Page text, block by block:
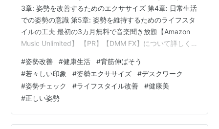
3章: 姿勢を改善するためのエクササイズ 第4章: 日常生活
での姿勢の意識 第5章: 姿勢を維持するためのライフスタ
イルの工夫 最初の3カ月無料で音楽聞き放題【Amazon
Music Unlimited】 【PR】【DMM FX】について詳しく
入れる方法 こんにちは！姿勢が若々しい印象を与えるこ
とをご存知ですか？正しい姿勢を保つことで、健康的で
自信に満ちた印象を手に入れることができます。ここで
は、初心者でも取り組みやすい姿勢改善の具体的な方法
を紹介します。さあ、一緒に始めましょ…
#姿勢改善 #健康生活 #背筋伸ばそう
#若々しい印象 #姿勢エクササイズ #デスクワーク
#姿勢チェック #ライフスタイル改善 #健康美
#正しい姿勢